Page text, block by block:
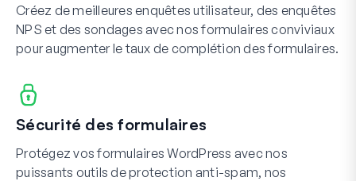
Créez de meilleures enquêtes utilisateur, des enquêtes
NPS et des sondages avec nos formulaires conviviaux
pour augmenter le taux de complétion des formulaires.
Sécurité des formulaires
Protégez vos formulaires WordPress avec nos
puissants outils de protection anti-spam, nos